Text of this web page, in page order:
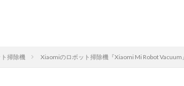
ト掃除機 Xiaomiのロボット掃除機『Xiaomi Mi Robot